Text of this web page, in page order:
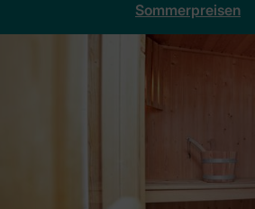
Sommerpreisen